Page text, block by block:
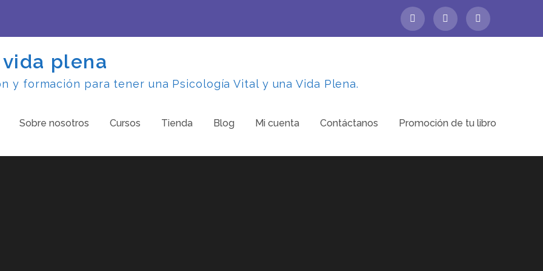
plena
y formación para tener una Psicología Vital y una Vida Plena.
Sobre nosotros Cursos Tienda Blog Mi cuenta Contáctanos Promoción de tu libro